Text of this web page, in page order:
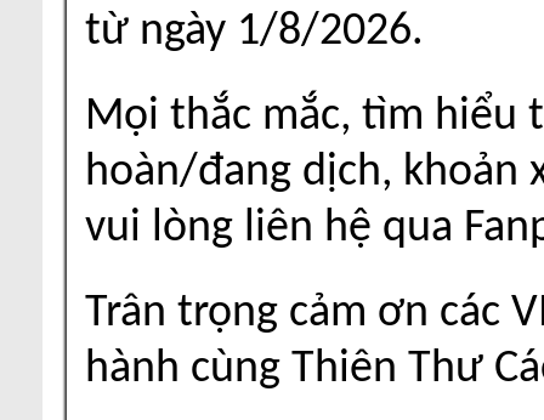
từ ngày 1/8/2026.
Mọi thắc mắc, tìm hiểu
hoàn/đang dịch, khoản
vui lòng liên hệ qua
Trân trọng cảm ơn các
hành cùng Thiên Thư